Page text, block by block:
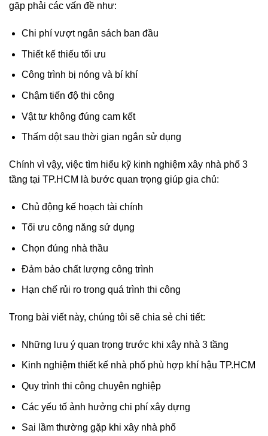
gặp phải các vấn đề như:
Chi phí vượt ngân sách ban đầu
Thiết kế thiếu tối ưu
Công trình bị nóng và bí khí
Chậm tiến độ thi công
Vật tư không đúng cam kết
Thấm dột sau thời gian ngắn sử dụng
Chính vì vậy, việc tìm hiểu kỹ kinh nghiệm xây nhà phố 3
tầng tại TP.HCM là bước quan trọng giúp gia chủ:
Chủ động kế hoạch tài chính
Tối ưu công năng sử dụng
Chọn đúng nhà thầu
Đảm bảo chất lượng công trình
Hạn chế rủi ro trong quá trình thi công
Trong bài viết này, chúng tôi sẽ chia sẻ chi tiết:
Những lưu ý quan trọng trước khi xây nhà 3 tầng
Kinh nghiệm thiết kế nhà phố phù hợp khí hậu TP.HCM
Quy trình thi công chuyên nghiệp
Các yếu tố ảnh hưởng chi phí xây dựng
Sai lầm thường gặp khi xây nhà phố